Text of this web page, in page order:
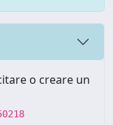
o creare un